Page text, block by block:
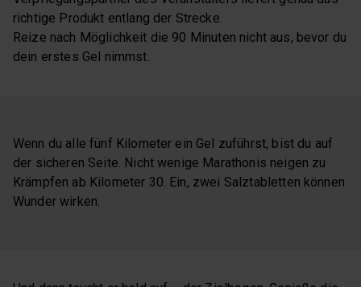
richtige Produkt entlang der Strecke.
Reize nach Möglichkeit die 90 Minuten nicht aus, bevor du
dein erstes Gel nimmst.
Wenn du alle fünf Kilometer ein Gel zuführst, bist du auf
der sicheren Seite. Nicht wenige Marathonis neigen zu
Krämpfen ab Kilometer 30. Ein, zwei Salztabletten können
Wunder wirken.